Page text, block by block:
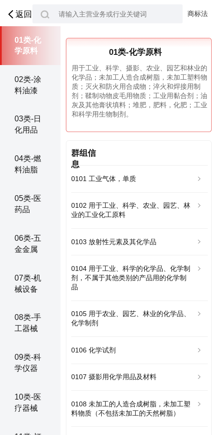
返回 商标法
01类-化
学原料
02类-涂
料油漆
03类-日
化用品
04类-燃
料油脂
05类-医
药品
06类-五
金金属
07类-机
械设备
08类-手
工器械
09类-科
学仪器
10类-医
疗器械
01类-化学原料
用于工业、科学、摄影、农业、园艺和林业的
化学品；未加工人造合成树脂，未加工塑料物
质；灭火和防火用合成物；淬火和焊接用制
剂；鞣制动物皮毛用物质；工业用黏合剂；油
灰及其他膏状填料；堆肥，肥料，化肥；工业
和科学用生物制剂。
群组信
息
0101 工业气体，单质
0102 用于工业、科学、农业、园艺、林
业的工业化工原料
0103 放射性元素及其化学品
0104 用于工业、科学的化学品、化学制
剂，不属于其他类别的产品用的化学制
品
0105 用于农业、园艺、林业的化学品、
化学制剂
0106 化学试剂
0107 摄影用化学用品及材料
0108 未加工的人造合成树脂，未加工塑
料物质（不包括未加工的天然树脂）